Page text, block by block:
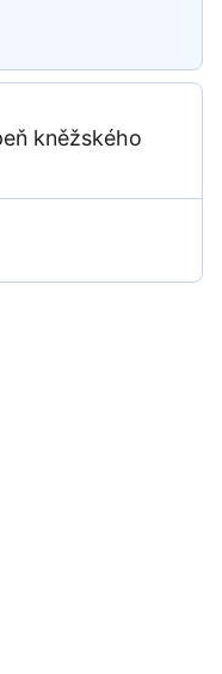
kněžského